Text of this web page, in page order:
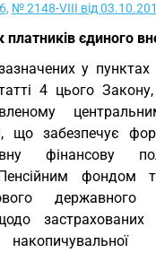
, № 2148-VIII від
платників єдиного
у
4 цього
що забезпечує
фінансову
фондом
державного
застрахованих